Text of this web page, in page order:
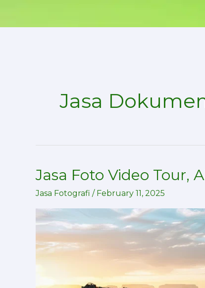
Jasa
Jasa Foto Video Tour,
Jasa Fotografi / February 11, 2025
Jasa
Tour,
Abadikan
Momen